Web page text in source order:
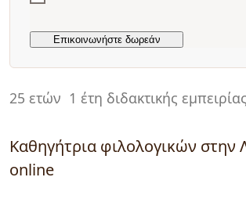
25 ετών 1 έτη διδακτικής εμπειρίας
Καθηγήτρια φιλολογικών στην
online